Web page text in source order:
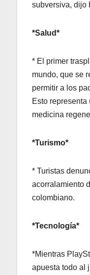
subversiva, dijo
*Salud*
* El primer
mundo, que se
permitir a los
Esto
medicina
*Turismo*
* Turistas
acorralamiento
colombiano.
*Tecnología*
*Mientras
apuesta todo al